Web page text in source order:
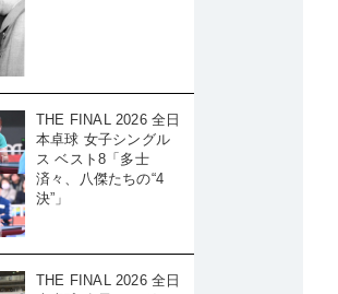
THE FINAL 2026 全日
本卓球 女子シングル
ス ベスト8「多士
済々、八傑たちの“4
決”」
THE FINAL 2026 全日